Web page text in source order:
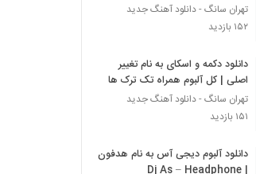
تهران سانگ - دانلود آهنگ جدید
۱۵۲ بازدید
دانلود دکمه و اسکای به نام تغییر
اصلی | کل آلبوم همراه تک ترک ها
تهران سانگ - دانلود آهنگ جدید
۱۵۱ بازدید
دانلود آلبوم دیجی آس به نام هدفون
| Dj As – Headphone